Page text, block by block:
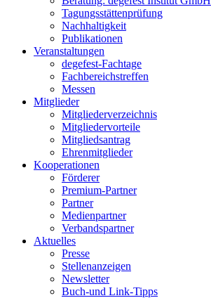
Tagungsstättenprüfung
Nachhaltigkeit
Publikationen
Veranstaltungen
degefest-Fachtage
Fachbereichstreffen
Messen
Mitglieder
Mitgliederverzeichnis
Mitgliedervorteile
Mitgliedsantrag
Ehrenmitglieder
Kooperationen
Förderer
Premium-Partner
Partner
Medienpartner
Verbandspartner
Aktuelles
Presse
Stellenanzeigen
Newsletter
Buch-und Link-Tipps